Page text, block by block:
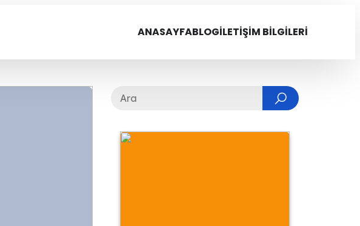
ANASAYFABLOGİLETIŞIM BILGILERI